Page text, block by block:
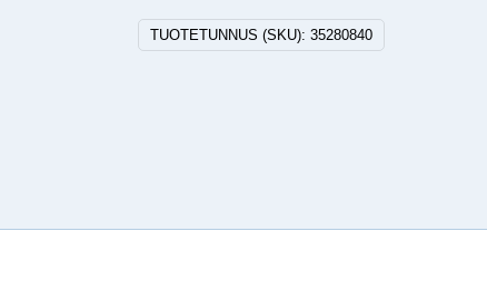
TUOTETUNNUS (SKU):35280840